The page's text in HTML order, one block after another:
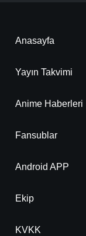
Anasayfa
Yayın Takvimi
Anime Haberleri
Fansublar
Android APP
Ekip
KVKK